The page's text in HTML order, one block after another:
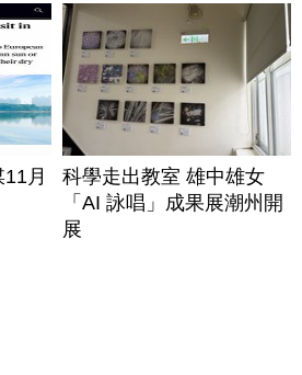
月
科學走出教室 雄中雄女
「AI 詠唱」成果展潮州開
展